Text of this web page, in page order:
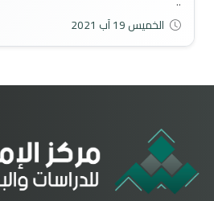
الخميس 19 آب 2021